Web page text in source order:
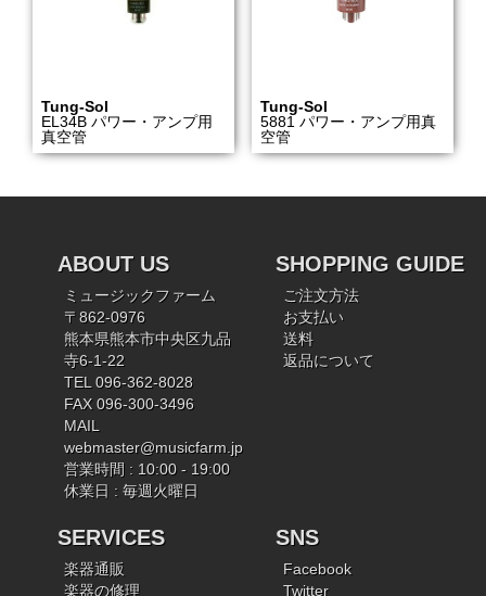
Tung-Sol
EL34B パワー・アンプ用
真空管
Tung-Sol
5881 パワー・アンプ用真
空管
ABOUT US
ミュージックファーム
〒862-0976
熊本県熊本市中央区九品
寺6-1-22
TEL 096-362-8028
FAX 096-300-3496
MAIL
webmaster@musicfarm.jp
営業時間 : 10:00 - 19:00
休業日 : 毎週火曜日
SHOPPING GUIDE
ご注文方法
お支払い
送料
返品について
SERVICES
楽器通販
楽器の修理
SNS
Facebook
Twitter